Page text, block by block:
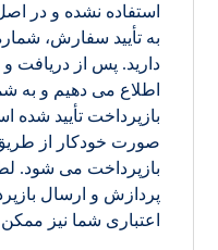
استفاده نشده و در
به تأیید سفارش،
دارید. پس از دریافت
اطلاع می دهیم و به
بازپرداخت تأیید شده
صورت خودکار از
بازپرداخت می شود.
پردازش و ارسال
اعتباری شما نیز